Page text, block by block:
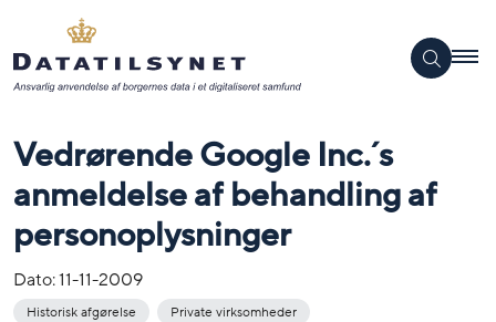
Vedrørende Google Inc.´s
anmeldelse af behandling af
personoplysninger
Dato:11-11-2009
Historisk afgørelse Private virksomheder